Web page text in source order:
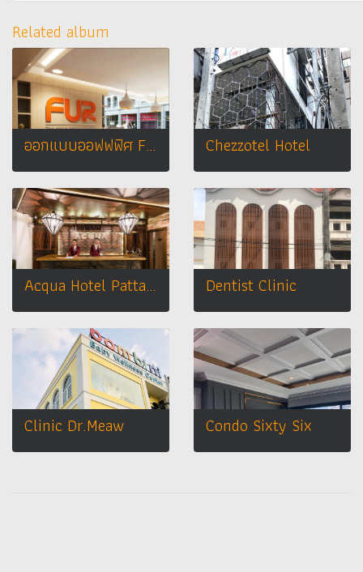
Related album
ออกแบบออฟฟฟิศ FUR STUODIO DESIGN Chezzotel Hotel
Acqua Hotel Pattaya Dentist Clinic
Clinic Dr.Meaw Condo Sixty Six